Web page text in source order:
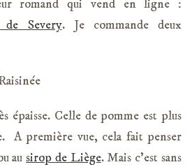
romand qui vend en ligne :
Severy. Je commande deux
épaisse. Celle de pomme est plus
A première vue, cela fait penser
ausirop de Liège. Mais c’est sans